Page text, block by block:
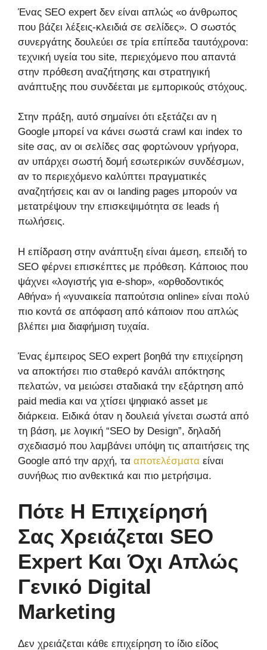
Ένας SEO expert δεν είναι απλώς «ο άνθρωπος
που βάζει λέξεις-κλειδιά σε σελίδες». Ο σωστός
συνεργάτης δουλεύει σε τρία επίπεδα ταυτόχρονα:
τεχνική υγεία του site, περιεχόμενο που απαντά
στην πρόθεση αναζήτησης και στρατηγική
ανάπτυξης που συνδέεται με εμπορικούς στόχους.
Στην πράξη, αυτό σημαίνει ότι εξετάζει αν η
Google μπορεί να κάνει σωστά crawl και index το
site σας, αν οι σελίδες σας φορτώνουν γρήγορα,
αν υπάρχει σωστή δομή εσωτερικών συνδέσμων,
αν το περιεχόμενο καλύπτει πραγματικές
αναζητήσεις και αν οι landing pages μπορούν να
μετατρέψουν την επισκεψιμότητα σε leads ή
πωλήσεις.
Η επίδραση στην ανάπτυξη είναι άμεση, επειδή το
SEO φέρνει επισκέπτες με πρόθεση. Κάποιος που
ψάχνει «λογιστής για e-shop», «ορθοδοντικός
Αθήνα» ή «γυναικεία παπούτσια online» είναι πολύ
πιο κοντά σε απόφαση από κάποιον που απλώς
βλέπει μια διαφήμιση τυχαία.
Ένας έμπειρος SEO expert βοηθά την επιχείρηση
να αποκτήσει πιο σταθερό κανάλι απόκτησης
πελατών, να μειώσει σταδιακά την εξάρτηση από
paid media και να χτίσει ψηφιακό asset με
διάρκεια. Ειδικά όταν η δουλειά γίνεται σωστά από
τη βάση, με λογική “SEO by Design”, δηλαδή
σχεδιασμό που λαμβάνει υπόψη τις απαιτήσεις της
Google από την αρχή, τα αποτελέσματα είναι
συνήθως πιο ανθεκτικά και πιο μετρήσιμα.
Πότε Η Επιχείρησή
Σας Χρειάζεται SEO
Expert Και Όχι Απλώς
Γενικό Digital
Marketing
Δεν χρειάζεται κάθε επιχείρηση το ίδιο είδος